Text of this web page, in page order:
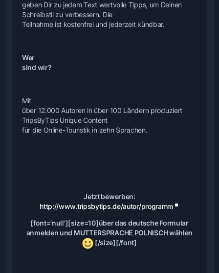
geben Dir zu jedem Text wertvolle Tipps, um Deinen
Schreibstil zu verbessern. Die
Teilnahme ist kostenfrei und jederzeit kündbar.
Wer
sind wir?
Mit
über 12.000 Autoren in über 100 Ländern produziert
TripsByTips Unique Content
für die Online-Touristik in zehn Sprachen.
Jetzt bewerben:
http://www.tripsbytips.de/autor/programm
[font='null'][size=10]über das deutsche Formular
anmelden und MUTTERSPRACHE POLNISCH wählen
[/size][/font]